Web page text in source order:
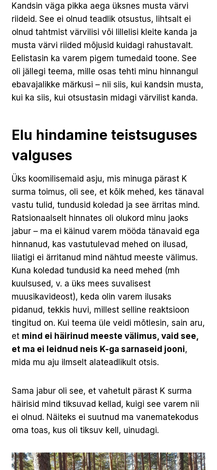
Kandsin väga pikka aega üksnes musta värvi
riideid. See ei olnud teadlik otsustus, lihtsalt ei
olnud tahtmist värvilisi või lillelisi kleite kanda ja
musta värvi riided mõjusid kuidagi rahustavalt.
Eelistasin ka varem pigem tumedaid toone. See
oli jällegi teema, mille osas tehti minu hinnangul
ebavajalikke märkusi – nii siis, kui kandsin musta,
kui ka siis, kui otsustasin midagi värvilist kanda.
Elu hindamine teistsuguses
valguses
Üks koomilisemaid asju, mis minuga pärast K
surma toimus, oli see, et kõik mehed, kes tänaval
vastu tulid, tundusid koledad ja see ärritas mind.
Ratsionaalselt hinnates oli olukord minu jaoks
jabur – ma ei käinud varem mööda tänavaid ega
hinnanud, kas vastutulevad mehed on ilusad,
liiatigi ei ärritanud mind nähtud meeste välimus.
Kuna koledad tundusid ka need mehed (mh
kuulsused, v. a üks mees suvalisest
muusikavideost), keda olin varem ilusaks
pidanud, tekkis huvi, millest selline reaktsioon
tingitud on. Kui teema üle veidi mõtlesin, sain aru,
et mind ei häirinud meeste välimus, vaid see,
et ma ei leidnud neis K-ga sarnaseid jooni,
mida mu aju ilmselt alateadlikult otsis.
Sama jabur oli see, et vahetult pärast K surma
häirisid mind tiksuvad kellad, kuigi see varem nii
ei olnud. Näiteks ei suutnud ma vanematekodus
oma toas, kus oli tiksuv kell, uinudagi.